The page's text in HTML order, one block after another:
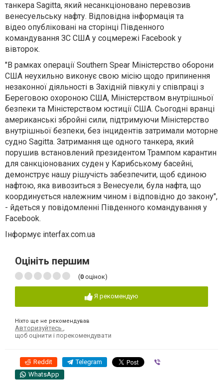
танкера Sagitta, який несанкціоновано перевозив
венесуельську нафту. Відповідна інформація та
відео опубліковані на сторінці Південного
командування ЗС США у соцмережі Facebook у
вівторок.
"В рамках операції Southern Spear Міністерство оборони
США неухильно виконує свою місію щодо припинення
незаконної діяльності в Західній півкулі у співпраці з
Береговою охороною США, Міністерством внутрішньої
безпеки та Міністерством юстиції США. Сьогодні вранці
американські збройні сили, підтримуючи Міністерство
внутрішньої безпеки, без інцидентів затримали моторне
судно Sagitta. Затримання ще одного танкера, який
порушив встановлений президентом Трампом карантин
для санкціонованих суден у Карибському басейні,
демонструє нашу рішучість забезпечити, щоб єдиною
нафтою, яка вивозиться з Венесуели, була нафта, що
координується належним чином і відповідно до закону",
- йдеться у повідомленні Південного командування у
Facebook.
Інформує interfax.com.ua
Оцініть першим
(0 оцінок)
Я рекомендую
Ніхто ще не рекомендував
Авторизуйтесь ,
щоб оцінити і порекомендувати
Reddit Telegram
WhatsApp